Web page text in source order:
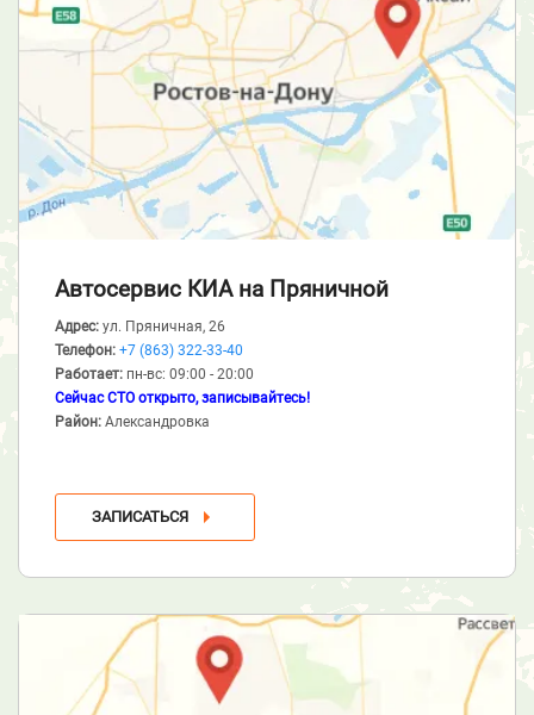
Автосервис КИА на Пряничной
Адрес: ул. Пряничная, 26
Телефон: +7 (863) 322-33-40
Работает: пн-вс: 09:00 - 20:00
Сейчас СТО открыто, записывайтесь!
Район: Александровка
ЗАПИСАТЬСЯ